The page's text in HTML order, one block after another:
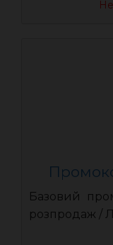
Базовий
розпродаж /